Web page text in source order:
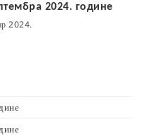
2024. године
2024.